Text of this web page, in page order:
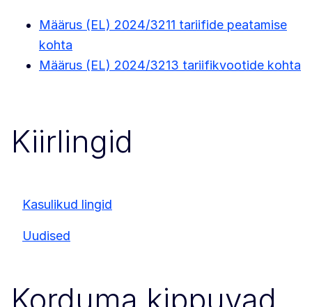
Määrus (EL) 2024/3211 tariifide peatamise
kohta
Määrus (EL) 2024/3213 tariifikvootide kohta
Kiirlingid
Kasulikud lingid
Uudised
Korduma kippuvad